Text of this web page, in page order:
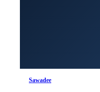
Sawadee